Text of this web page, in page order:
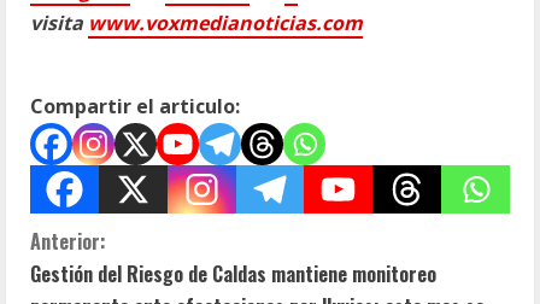
visita www.voxmedianoticias.com
Compartir el articulo:
S
Anterior:
Gestión del Riesgo de Caldas mantiene monitoreo